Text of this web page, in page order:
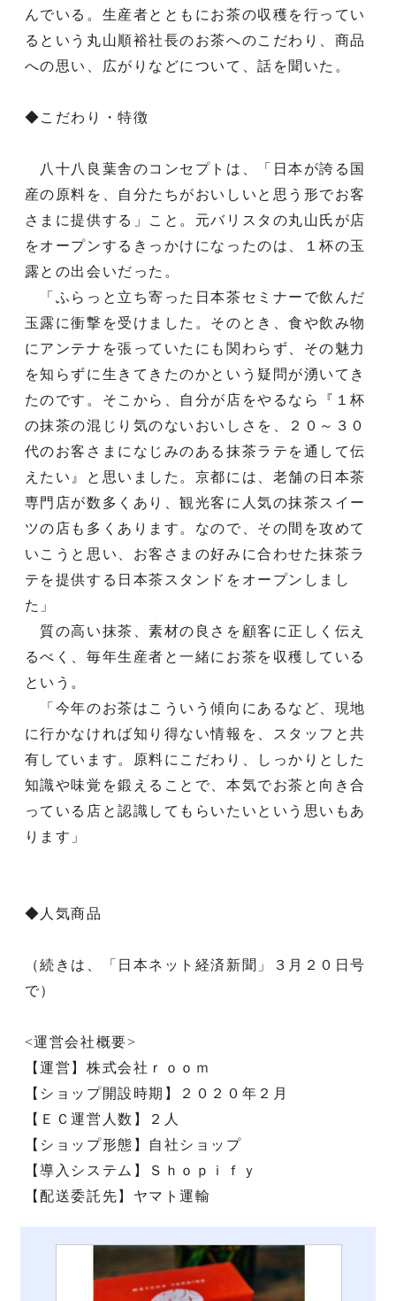
んでいる。生産者とともにお茶の収穫を行ってい
るという丸山順裕社長のお茶へのこだわり、商品
への思い、広がりなどについて、話を聞いた。
◆こだわり・特徴
八十八良葉舎のコンセプトは、「日本が誇る国
産の原料を、自分たちがおいしいと思う形でお客
さまに提供する」こと。元バリスタの丸山氏が店
をオープンするきっかけになったのは、１杯の玉
露との出会いだった。
「ふらっと立ち寄った日本茶セミナーで飲んだ
玉露に衝撃を受けました。そのとき、食や飲み物
にアンテナを張っていたにも関わらず、その魅力
を知らずに生きてきたのかという疑問が湧いてき
たのです。そこから、自分が店をやるなら『１杯
の抹茶の混じり気のないおいしさを、２０～３０
代のお客さまになじみのある抹茶ラテを通して伝
えたい』と思いました。京都には、老舗の日本茶
専門店が数多くあり、観光客に人気の抹茶スイー
ツの店も多くあります。なので、その間を攻めて
いこうと思い、お客さまの好みに合わせた抹茶ラ
テを提供する日本茶スタンドをオープンしまし
た」
質の高い抹茶、素材の良さを顧客に正しく伝え
るべく、毎年生産者と一緒にお茶を収穫している
という。
「今年のお茶はこういう傾向にあるなど、現地
に行かなければ知り得ない情報を、スタッフと共
有しています。原料にこだわり、しっかりとした
知識や味覚を鍛えることで、本気でお茶と向き合
っている店と認識してもらいたいという思いもあ
ります」
◆人気商品
（続きは、「日本ネット経済新聞」３月２０日号
で）
<運営会社概要>
【運営】株式会社ｒｏｏｍ
【ショップ開設時期】２０２０年２月
【ＥＣ運営人数】２人
【ショップ形態】自社ショップ
【導入システム】Ｓｈｏｐｉｆｙ
【配送委託先】ヤマト運輸